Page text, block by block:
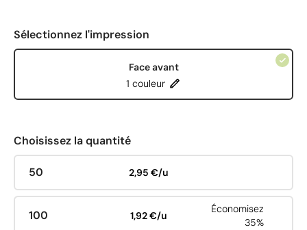
Sélectionnez l'impression
Face avant
1 couleur
Choisissez la quantité
50 2,95 €/u
100 1,92 €/u
Économisez
35%